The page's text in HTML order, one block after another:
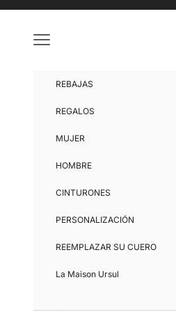
Menú
REBAJAS
REGALOS
MUJER
HOMBRE
CINTURONES
PERSONALIZACIÓN
REEMPLAZAR SU CUERO
La Maison Ursul